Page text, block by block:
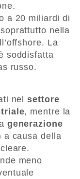
a 20 miliardi di
nella
La
soddisfatta
russo.
nelsettore
, mentre la
generazione
a causa della
meno